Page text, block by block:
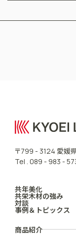
〒799 - 3124 愛媛
Tel . 089 - 983 -
共年美化
共栄木材の強み
対談
事例＆トピックス
商品紹介